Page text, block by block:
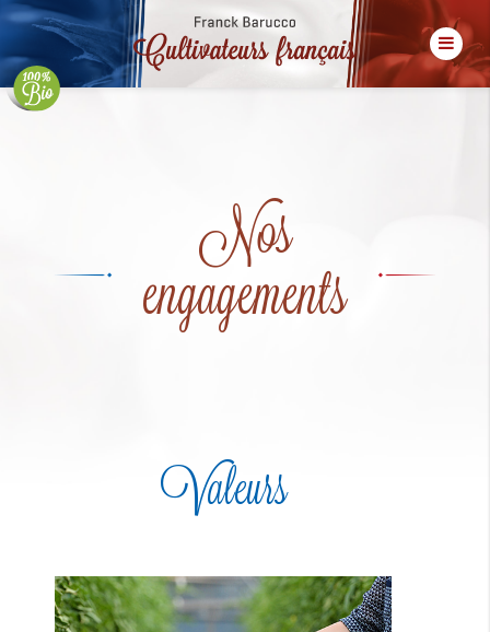
Nos
engagements
Valeurs